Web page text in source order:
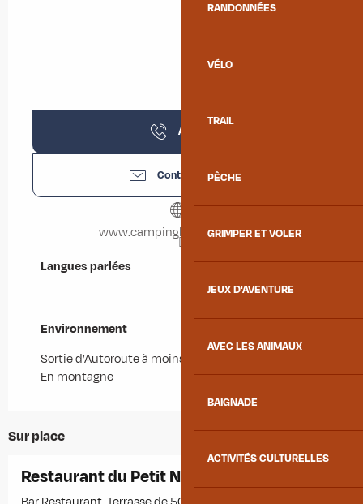
RANDONNÉES
VÉLO
TRAIL
PÊCHE
GRIMPER ET VOLER
JEUX D'AVENTURE
AVEC LES ANIMAUX
BAIGNADE
ACTIVITÉS CULTURELLES
Appeler
Contactez-nous
www.campinglepetitnice.com
Langues parlées
Langues parlées
Environnement
Environnement
Sortie d’Autoroute à moins de 5 km
En montagne
Sur place
Restaurant du Petit Nice